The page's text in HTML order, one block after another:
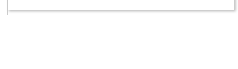
Cursul de Filosofie generala (anul II)